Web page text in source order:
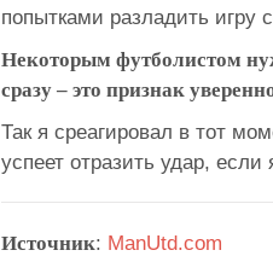
попытками разладить игру
Некоторым футболистом
сразу – это признак
Так я среагировал в тот
успеет отразить удар,
Источник: ManUtd.com